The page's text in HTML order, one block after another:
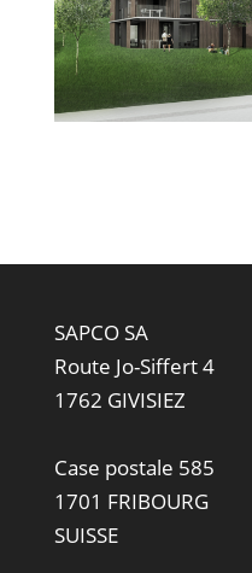
SAPCO SA
Route Jo-Siffert 4
1762 GIVISIEZ
Case postale 585
1701 FRIBOURG
SUISSE